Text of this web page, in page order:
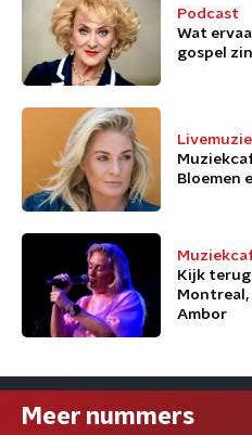
Podcast
Wat
gospel
Bloemen
Kijk
Montreal,
Ambor
Meer nummers